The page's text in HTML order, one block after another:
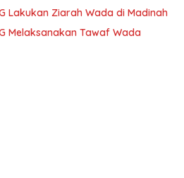
Lakukan Ziarah Wada di Madinah
Melaksanakan Tawaf Wada